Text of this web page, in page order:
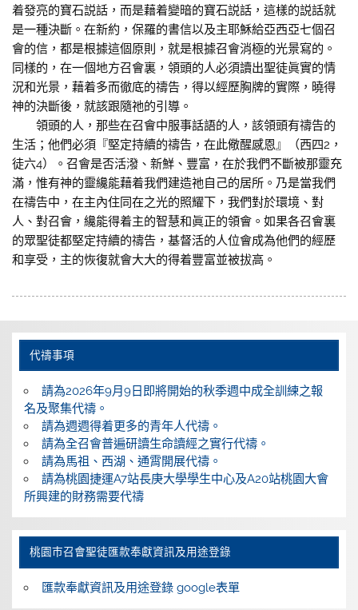
着發亮的寶石説話，而是藉着變暗的寶石説話，這樣的説話就
是一種決斷。在新約，保羅的書信以及主耶穌給亞西亞七個召
會的信，都是根據這個原則，就是根據召會消極的光景寫的。
同樣的，在一個地方召會裏，領頭的人必須讀出聖徒眞實的情
況和光景，藉着多而徹底的禱告，得以經歷胸牌的實際，曉得
神的決斷後，就該跟隨祂的引導。
領頭的人，那些在召會中服事話語的人，該領頭有禱告的
生活；他們必須『堅定持續的禱告，在此儆醒感恩』（西四2，
徒六4）。召會是否活潑、新鮮、豐富，在於我們不斷被那靈充
滿，惟有神的靈纔能藉着我們建造祂自己的居所。乃是當我們
在禱告中，在主內住同在之光的照耀下，我們對於環境、對
人、對召會，纔能得着主的智慧和眞正的領會。如果各召會裏
的眾聖徒都堅定持續的禱告，基督活的人位會成為他們的經歷
和享受，主的恢復就會大大的得着豐富並被拔高。
代禱事項
請為2026年9月9日即將開始的秋季週中成全訓練之報
名及聚集代禱。
請為週週得着更多的青年人代禱。
請為全召會普遍研讀生命讀經之實行代禱。
請為馬祖、西湖、通霄開展代禱。
請為桃園捷運A7站長庚大學學生中心及A20站桃園大會
所興建的財務需要代禱
桃園巿召會聖徒匯款奉獻資訊及用途登錄
匯款奉獻資訊及用途登錄 google表單